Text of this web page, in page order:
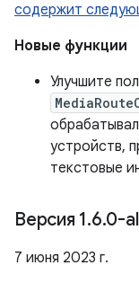
содержит
Новые функции
Улучшите
устройств,
текстовые
Версия 1.6.0-
7 июня 2023 г.